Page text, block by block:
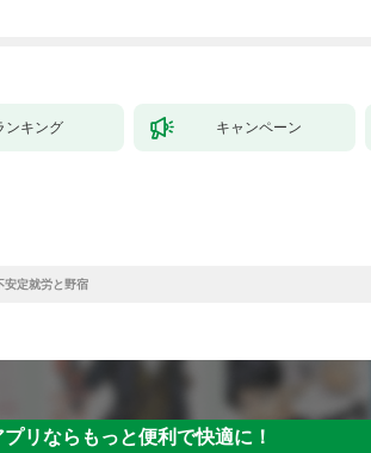
ンキング キャンペーン
定就労と野宿
プリならもっと便利で快適に！